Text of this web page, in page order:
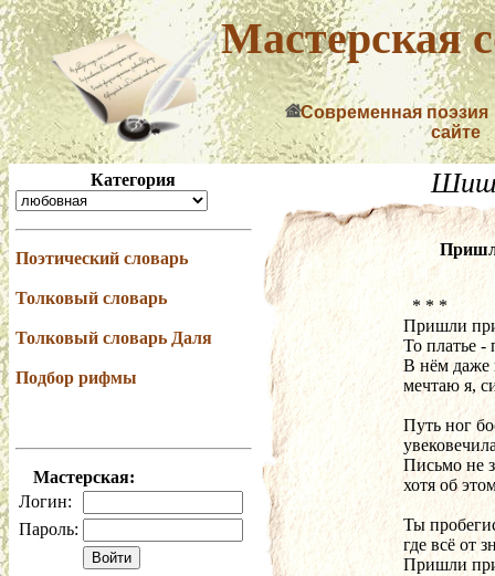
Мастерская
Современная поэзия
сайте
Категория
Поэтический словарь
Толковый словарь
Толковый словарь Даля
Подбор рифмы
Мастерская:
Логин:
Пароль:
  * * *
Пришли
То платье -
В нём даже
мечтаю я,
Путь ног
Письмо не
хотя об
Ты
где всё от
Пришли